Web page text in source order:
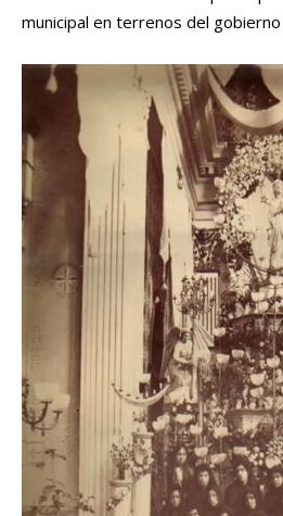
municipal en terrenos del gobierno